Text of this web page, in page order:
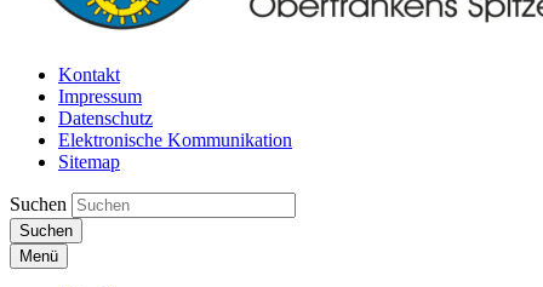
Kontakt
Impressum
Datenschutz
Elektronische Kommunikation
Sitemap
Suchen
Suchen
Menü